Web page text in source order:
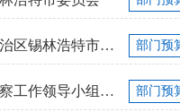
中国人民解放军内蒙古自治区锡林浩特市人... 部门预
中共锡林浩特市委员会巡察工作领导小组办... 部门预